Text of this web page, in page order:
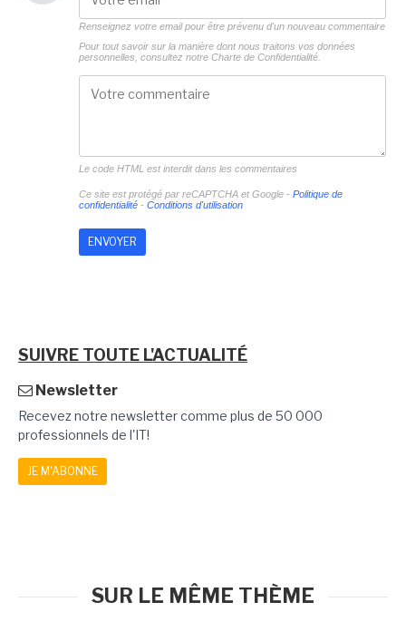
Renseignez votre email pour être prévenu d'un nouveau commentaire
Pour tout savoir sur la manière dont nous traitons vos données
personnelles, consultez notre Charte de Confidentialité.
Le code HTML est interdit dans les commentaires
Ce site est protégé par reCAPTCHA et Google - Politique de
confidentialité- Conditions d'utilisation
SUIVRE TOUTE L'ACTUALITÉ
Newsletter
Recevez notre newsletter comme plus de 50 000
professionnels de l'IT!
JE M'ABONNE
SUR LE MÊME THÈME